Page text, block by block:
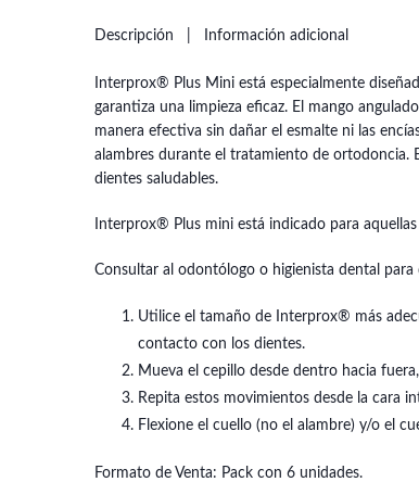
Descripción Información adicional
Interprox® Plus Mini está especialmente
garantiza una limpieza eficaz. El mango
manera efectiva sin dañar el esmalte ni las
alambres durante el tratamiento de ortodoncia.
dientes saludables.
Interprox® Plus mini está indicado para
Consultar al odontólogo o higienista dental
Utilice el tamaño de Interprox® más
contacto con los dientes.
Mueva el cepillo desde dentro hacia
Repita estos movimientos desde la cara
Flexione el cuello (no el alambre) y/o el
Formato de Venta: Pack con 6 unidades.